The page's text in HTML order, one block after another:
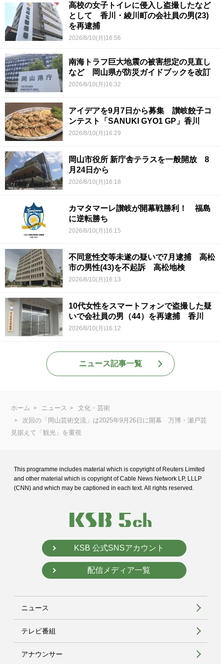
高校の女子トイレに侵入し盗撮したなど
として 香川・綾川町の会社員の男(23)
を再逮捕
2026/8/10(月)16:56
南海トラフ巨大地震の被害想定の見直し
など 岡山県が防災ガイドブックを改訂
2026/8/10(月)16:32
アイデアを9月7日から募集 讃岐餃子コ
ンテスト「SANUKI GYO1 GP」香川
2026/8/10(月)16:29
岡山市役所 新庁舎テラスを一般開放 8
月24日から
2026/8/10(月)16:18
カマタマーレ讃岐が開幕戦勝利！ 福島
に逆転勝ち
2026/8/10(月)16:15
不同意性交等未遂の疑いで7月逮捕 高松
市の男性(43)を不起訴 高松地検
2026/8/10(月)16:13
10代女性をスマートフォンで盗撮した疑
いで会社員の男（44）を再逮捕 香川
2026/8/10(月)16:12
ニュース記事一覧
ホーム ニュース
文化・芸術
次回の「岡山芸術交流」は2025年9月26日に開幕 万博・瀬戸芸
見据えて「観光」を重視
This programme includes material which is copyright of Reuters Limited
and other material which is copyright of Cable News Network LP, LLLP
(CNN) and which may be captioned in each text. All rights reserved.
KSB 公式SNSアカウント
配信メディア一覧
ニュース
テレビ番組
アナウンサー